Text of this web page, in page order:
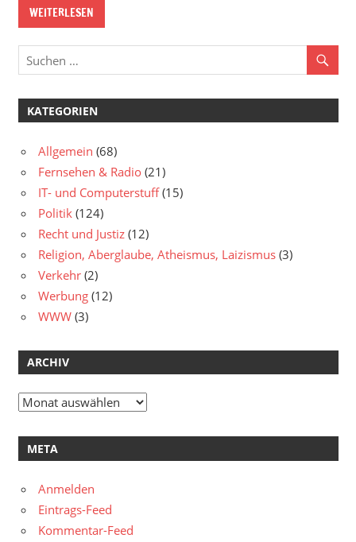
WEITERLESEN
KATEGORIEN
Allgemein (68)
Fernsehen & Radio (21)
IT- und Computerstuff(15)
Politik (124)
Recht und Justiz (12)
Religion, Aberglaube, Atheismus, Laizismus (3)
Verkehr (2)
Werbung (12)
WWW (3)
ARCHIV
Archiv
META
Anmelden
Eintrags-Feed
Kommentar-Feed